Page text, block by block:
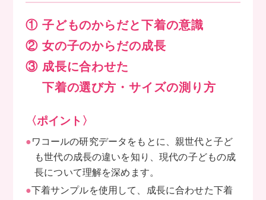
① 子どものからだと下着の意識
② 女の子のからだの成長
③ 成長に合わせた
下着の選び方・サイズの測り方
〈ポイント〉
●ワコールの研究データをもとに、親世代と子ど
も世代の成長の違いを知り、現代の子どもの成
長について理解を深めます。
●下着サンプルを使用して、成長に合わせた下着